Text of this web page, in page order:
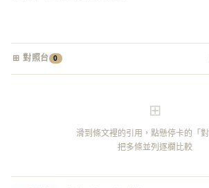
⊞ 對照台 0
⊞
滑到條文裡的引用，點懸停卡的「對
把多條並列逐欄比較